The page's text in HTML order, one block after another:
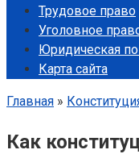
Трудовое право
Уголовное
Юридическая
Карта сайта
Главная »
Как